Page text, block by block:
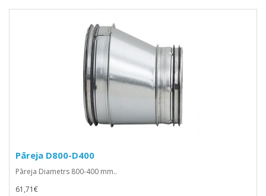
Pāreja D800-D400
Pāreja Diametrs 800-400 mm..
61,71€